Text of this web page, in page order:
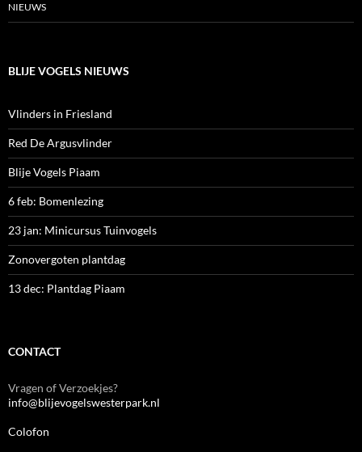
NIEUWS
BLIJE VOGELS NIEUWS
Vlinders in Friesland
Red De Argusvlinder
Blije Vogels Piaam
6 feb: Bomenlezing
23 jan: Minicursus Tuinvogels
Zonovergoten plantdag
13 dec: Plantdag Piaam
CONTACT
Vragen of Verzoekjes?
info@blijevogelswesterpark.nl
Colofon